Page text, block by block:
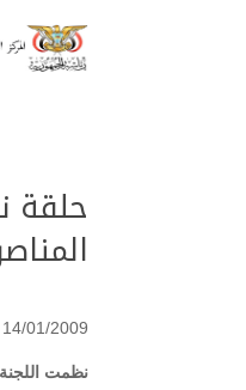
حلقة
14/01/2009
نظمت اللجنة